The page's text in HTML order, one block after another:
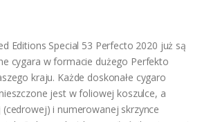
Editions Special 53 Perfecto 2020 już są
cygara w formacie dużego Perfekto
kraju. Każde doskonałe cygaro
jest w foliowej koszulce, a
i numerowanej skrzynce